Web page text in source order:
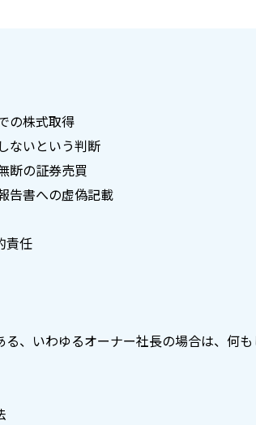
の株式取得
ないという判断
断の証券売買
告書への虚偽記載
責任
る、いわゆるオーナー社長の場合は、何も